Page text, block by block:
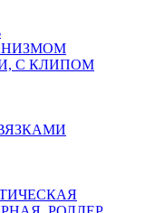
С КЛИПОМ